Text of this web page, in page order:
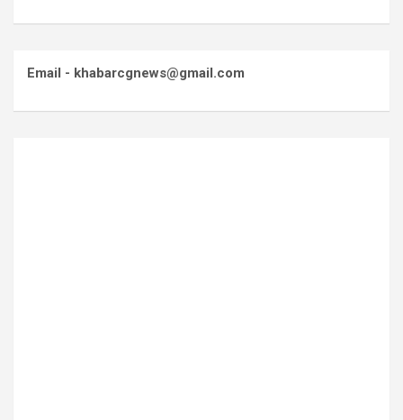
Email - khabarcgnews@gmail.com